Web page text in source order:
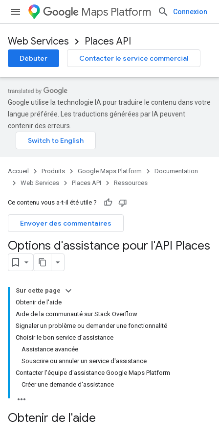
Maps Platform Connexion
Web Services Places API
Débuter Contacter le service commercial
Google utilise la technologie IA pour traduire le contenu dans votre
langue préférée. Les traductions générées par IA peuvent
contenir des erreurs.
Accueil Produits Google Maps Platform
Documentation
Web Services
Places API Ressources
Ce contenu vous a-t-il été utile ?
Envoyer des commentaires
Options d'assistance pour l'API Places
Sur cette page
Obtenir de l'aide
Aide de la communauté sur Stack Overflow
Signaler un problème ou demander une fonctionnalité
Choisir le bon service d'assistance
Assistance avancée
Souscrire ou annuler un service d'assistance
Contacter l'équipe d'assistance Google Maps Platform
Créer une demande d'assistance
Obtenir de l'aide